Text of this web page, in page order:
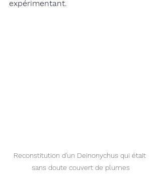
expérimentant.
Reconstitution d'un Deinonychus qui était
sans doute couvert de plumes